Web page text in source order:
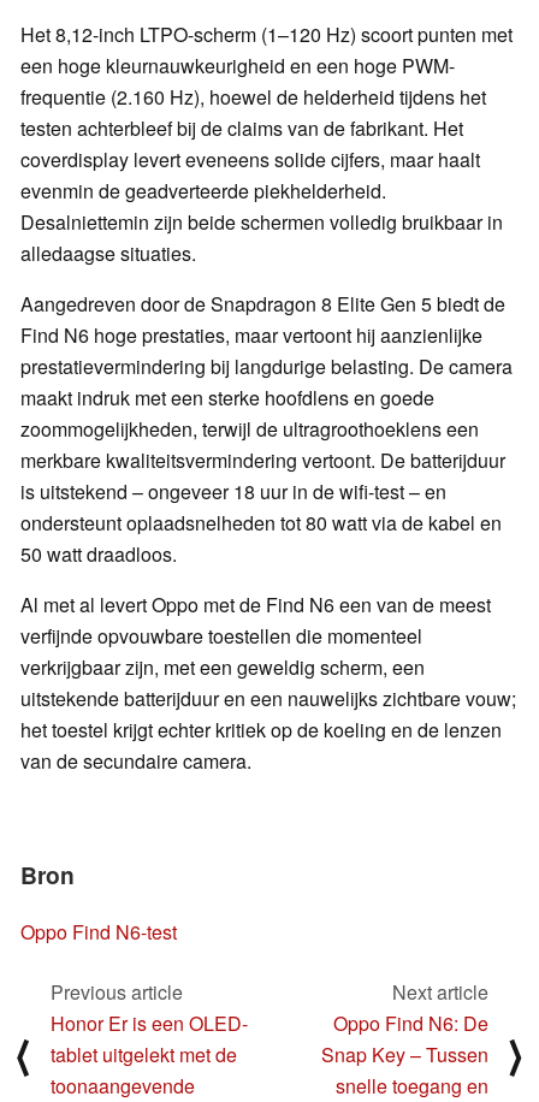
Het 8,12-inch LTPO-scherm (1–120 Hz) scoort punten met
een hoge kleurnauwkeurigheid en een hoge PWM-
frequentie (2.160 Hz), hoewel de helderheid tijdens het
testen achterbleef bij de claims van de fabrikant. Het
coverdisplay levert eveneens solide cijfers, maar haalt
evenmin de geadverteerde piekhelderheid.
Desalniettemin zijn beide schermen volledig bruikbaar in
alledaagse situaties.
Aangedreven door de Snapdragon 8 Elite Gen 5 biedt de
Find N6 hoge prestaties, maar vertoont hij aanzienlijke
prestatievermindering bij langdurige belasting. De camera
maakt indruk met een sterke hoofdlens en goede
zoommogelijkheden, terwijl de ultragroothoeklens een
merkbare kwaliteitsvermindering vertoont. De batterijduur
is uitstekend – ongeveer 18 uur in de wifi-test – en
ondersteunt oplaadsnelheden tot 80 watt via de kabel en
50 watt draadloos.
Al met al levert Oppo met de Find N6 een van de meest
verfijnde opvouwbare toestellen die momenteel
verkrijgbaar zijn, met een geweldig scherm, een
uitstekende batterijduur en een nauwelijks zichtbare vouw;
het toestel krijgt echter kritiek op de koeling en de lenzen
van de secundaire camera.
Bron
Oppo Find N6-test
⟨
Previous article
Honor Er is een OLED-
tablet uitgelekt met de
toonaangevende
Next article
Oppo Find N6: De
Snap Key – Tussen
snelle toegang en
⟩